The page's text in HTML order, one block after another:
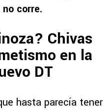
corre.
Chivas
en la
DT
hasta parecía tener